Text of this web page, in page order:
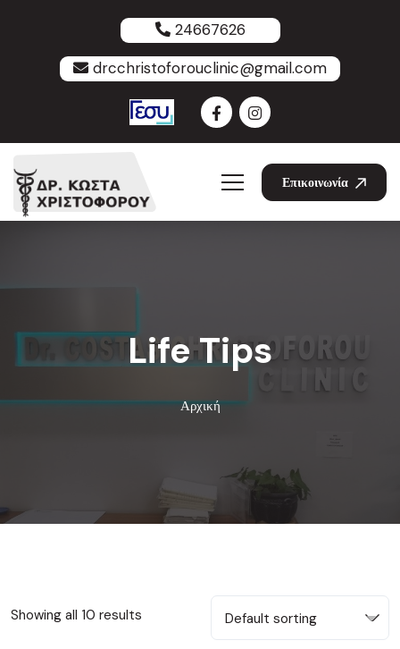
24667626
drcchristoforouclinic@gmail.com
Επικοινωνία
Life Tips
Αρχική
Showing all 10 results Default sorting